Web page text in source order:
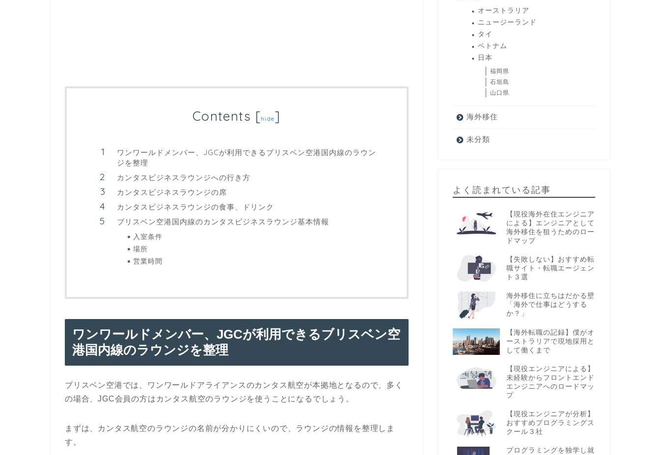
Contents [hide]
ワンワールドメンバー、JGCが利用できるブリスベン空港国内線のラウン
ジを整理
カンタスビジネスラウンジへの行き方
カンタスビジネスラウンジの席
カンタスビジネスラウンジの食事、ドリンク
ブリスベン空港国内線のカンタスビジネスラウンジ基本情報
入室条件
場所
営業時間
ワンワールドメンバー、 JGCが利用できるブリスベン空
港国内線のラウンジを整理
ブリスベン空港では、ワンワールドアライアンスのカンタス航空が本拠地となるので、多く
の場合、JGC会員の方はカンタス航空のラウンジを使うことになるでしょう。
まずは、カンタス航空のラウンジの名前が分かりにくいので、ラウンジの情報を整理しま
す。
オーストラリア
ニュージーランド
タイ
ベトナム
日本
福岡県
石垣島
山口県
海外移住
未分類
よく読まれている記事
【現役海外在住エンジニア
による】エンジニアとして
海外移住を狙うためのロー
ドマップ
【失敗しない】おすすめ転
職サイト・転職エージェン
ト３選
海外移住に立ちはだかる壁
「海外で仕事はどうする
か？」
【海外転職の記録】僕がオ
ーストラリアで現地採用と
して働くまで
【現役エンジニアによる】
未経験からフロントエンド
エンジニアへのロードマッ
プ
【現役エンジニアが分析】
おすすめプログラミングス
クール３社
プログラミングを独学し就